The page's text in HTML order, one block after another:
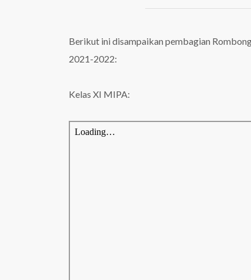
Berikut ini disampaikan pembagian
2021-2022:
Kelas XI MIPA: